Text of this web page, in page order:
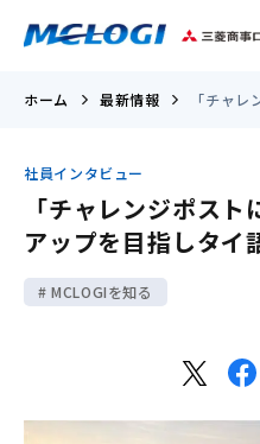
ホーム 最新情報 「チャ
社員インタビュー
「チャレンジポス
アップを目指しタイ
MCLOGIを知る